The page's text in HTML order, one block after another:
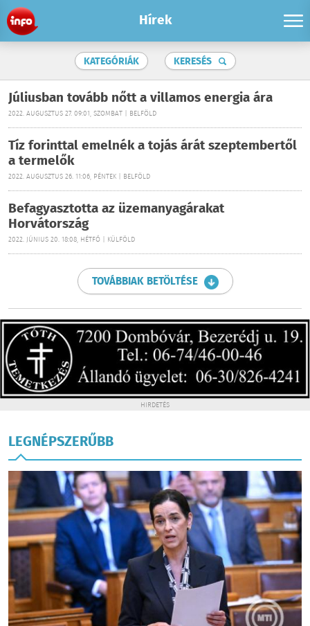
Hírek
KATEGÓRIÁK KERESÉS
Júliusban tovább nőtt a villamos energia ára
2022. AUGUSZTUS 27. 09:01, SZOMBAT | BELFÖLD
Tíz forinttal emelnék a tojás árát szeptembertől
a termelők
2022. AUGUSZTUS 26. 11:06, PÉNTEK | BELFÖLD
Befagyasztotta az üzemanyagárakat
Horvátország
2022. JÚNIUS 20. 18:08, HÉTFŐ | KÜLFÖLD
TOVÁBBIAK BETÖLTÉSE
HIRDETÉS
LEGNÉPSZERŰBB